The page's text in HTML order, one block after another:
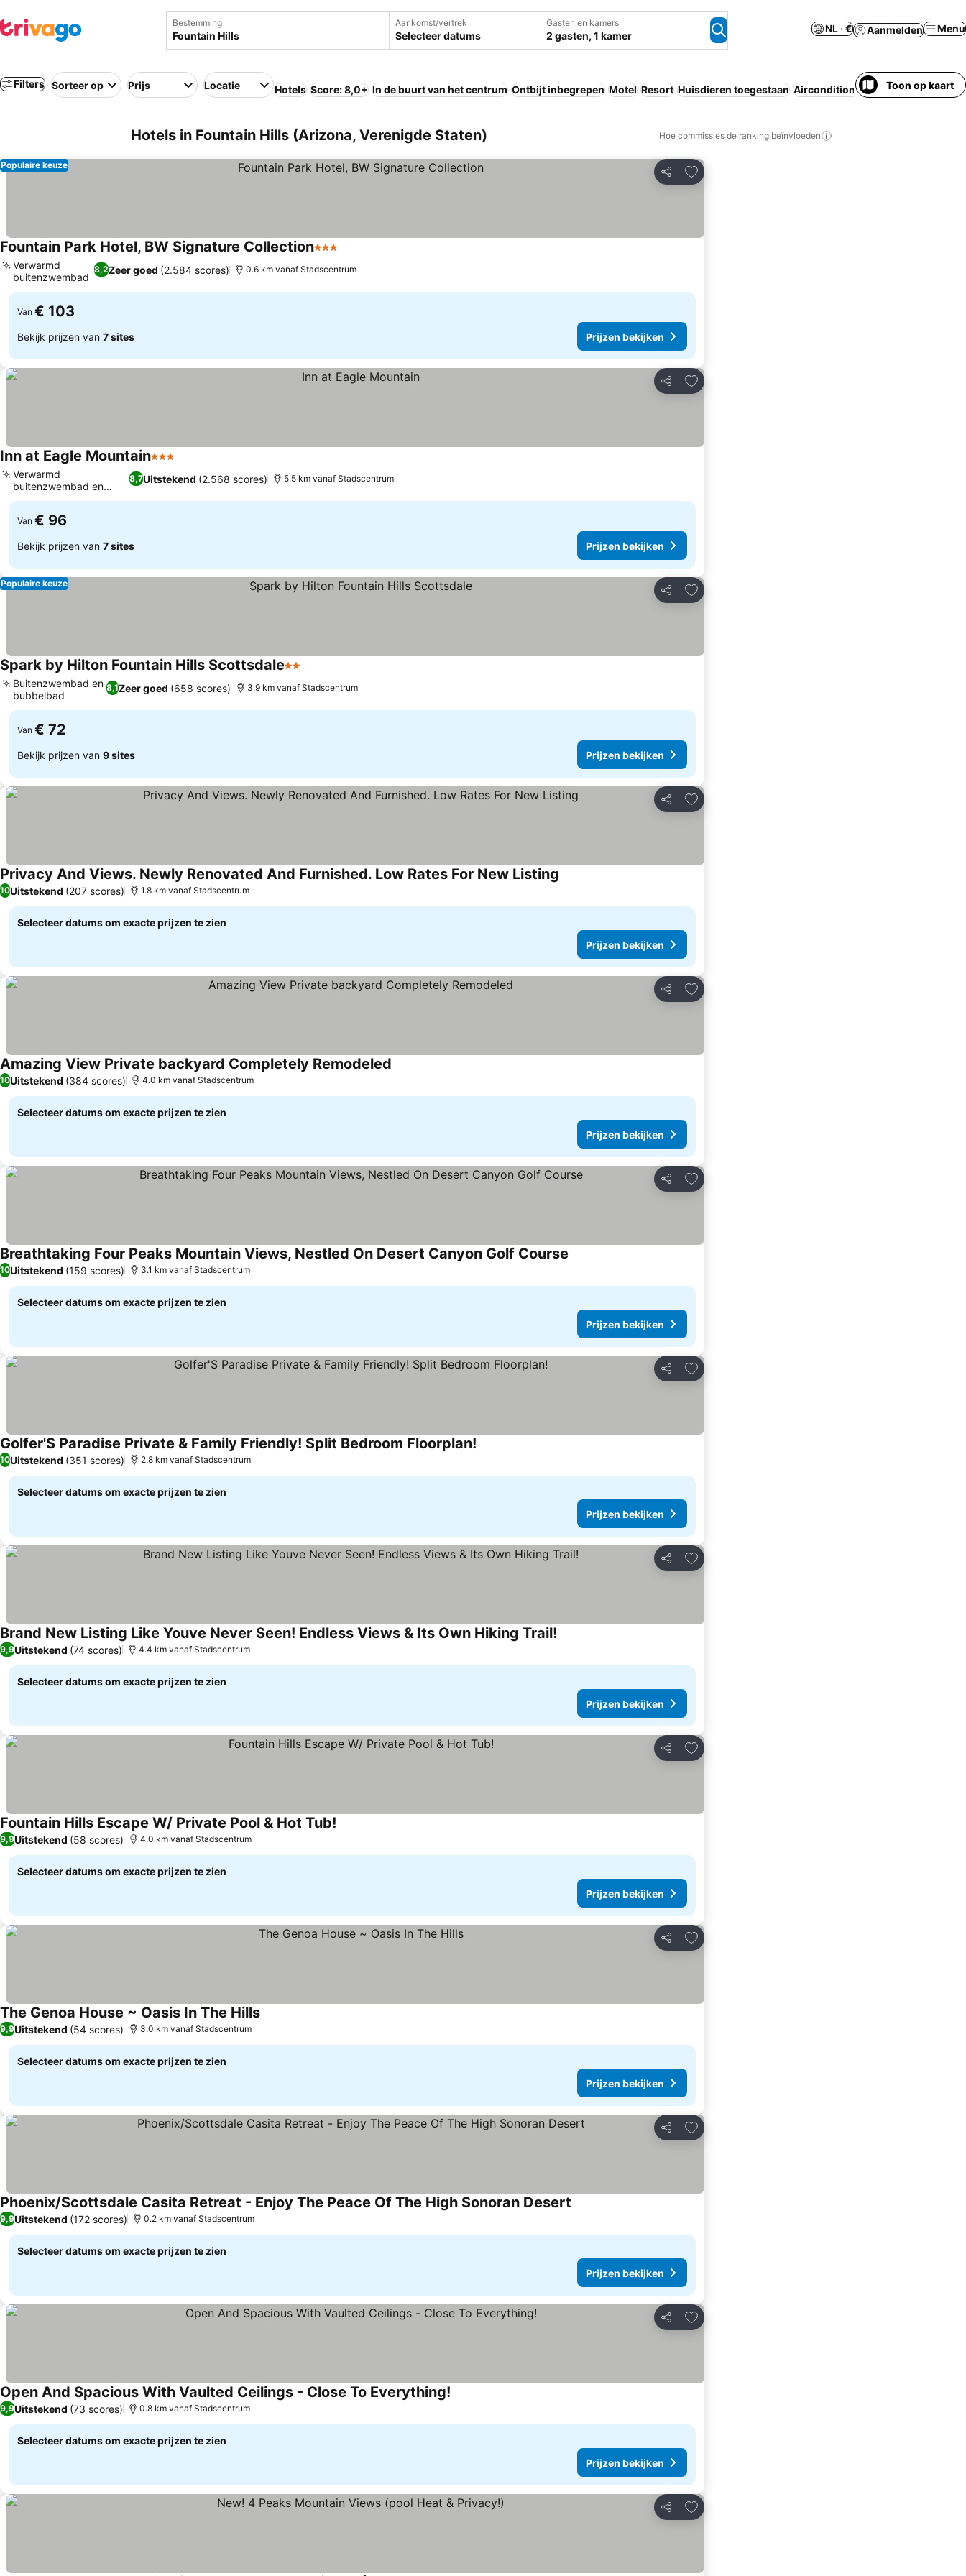
Bestemming Aankomst/vertrek
Selecteer datums
Gasten en kamers
2 gasten, 1 kamer
NL · € Aanmelden Menu
Filters Sorteer op Prijs Locatie Hotels Score: 8,0+ In de buurt van het centrum Ontbijt inbegrepen Motel Resort Huisdieren toegestaan Airconditioning Aparthotel
Toon op kaart
Hotels in Fountain Hills (Arizona, Verenigde Staten) Hoe commissies de ranking beïnvloeden
Delen
Toevoegen aan favorieten
Populaire keuze
Fountain Park Hotel, BW Signature Collection3 Sterren
8,2Zeer goed (2.584 scores)
Verwarmd
buitenzwembad
0.6 km vanaf Stadscentrum
Van € 103
Bekijk prijzen van 7 sites Prijzen bekijken
Delen
Toevoegen aan favorieten
Inn at Eagle Mountain3 Sterren
8,7Uitstekend (2.568 scores)
Verwarmd
buitenzwembad en
bubbelbad
5.5 km vanaf Stadscentrum
Van € 96
Bekijk prijzen van 7 sites Prijzen bekijken
Delen
Toevoegen aan favorieten
Populaire keuze
Spark by Hilton Fountain Hills Scottsdale2 Sterren
8,1Zeer goed (658 scores)
Buitenzwembad en
bubbelbad
3.9 km vanaf Stadscentrum
Van € 72
Bekijk prijzen van 9 sites Prijzen bekijken
Delen
Toevoegen aan favorieten
Privacy And Views. Newly Renovated And Furnished. Low Rates For New Listing
10Uitstekend (207 scores) 1.8 km vanaf Stadscentrum
Selecteer datums om exacte prijzen te zien
Prijzen bekijken
Delen
Toevoegen aan favorieten
Amazing View Private backyard Completely Remodeled
10Uitstekend (384 scores) 4.0 km vanaf Stadscentrum
Selecteer datums om exacte prijzen te zien
Prijzen bekijken
Delen
Toevoegen aan favorieten
Breathtaking Four Peaks Mountain Views, Nestled On Desert Canyon Golf Course
10Uitstekend (159 scores) 3.1 km vanaf Stadscentrum
Selecteer datums om exacte prijzen te zien
Prijzen bekijken
Delen
Toevoegen aan favorieten
Golfer'S Paradise Private & Family Friendly! Split Bedroom Floorplan!
10Uitstekend (351 scores) 2.8 km vanaf Stadscentrum
Selecteer datums om exacte prijzen te zien
Prijzen bekijken
Delen
Toevoegen aan favorieten
Brand New Listing Like Youve Never Seen! Endless Views & Its Own Hiking Trail!
9,9Uitstekend (74 scores) 4.4 km vanaf Stadscentrum
Selecteer datums om exacte prijzen te zien
Prijzen bekijken
Delen
Toevoegen aan favorieten
Fountain Hills Escape W/ Private Pool & Hot Tub!
9,9Uitstekend (58 scores) 4.0 km vanaf Stadscentrum
Selecteer datums om exacte prijzen te zien
Prijzen bekijken
Delen
Toevoegen aan favorieten
The Genoa House ~ Oasis In The Hills
9,9Uitstekend (54 scores) 3.0 km vanaf Stadscentrum
Selecteer datums om exacte prijzen te zien
Prijzen bekijken
Delen
Toevoegen aan favorieten
Phoenix/Scottsdale Casita Retreat - Enjoy The Peace Of The High Sonoran Desert
9,9Uitstekend (172 scores) 0.2 km vanaf Stadscentrum
Selecteer datums om exacte prijzen te zien
Prijzen bekijken
Delen
Toevoegen aan favorieten
Open And Spacious With Vaulted Ceilings - Close To Everything!
9,9Uitstekend (73 scores) 0.8 km vanaf Stadscentrum
Selecteer datums om exacte prijzen te zien
Prijzen bekijken
Delen
Toevoegen aan favorieten